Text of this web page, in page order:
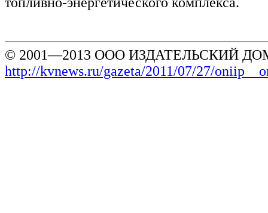
© 2001—2013 ООО ИЗДАТЕЛЬСКИЙ
http://kvnews.ru/gazeta/2011/07/27/